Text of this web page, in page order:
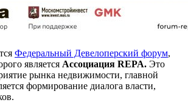
Федеральный Девелоперский форум,
является Ассоциация REPA. Это
рынка недвижимости, главной
формирование диалога власти,